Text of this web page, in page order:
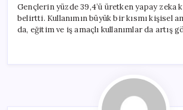
Gençlerin yüzde 39,4’ü üretken yapay zeka
belirtti. Kullanımın büyük bir kısmı kişisel
da, eğitim ve iş amaçlı kullanımlar da artış